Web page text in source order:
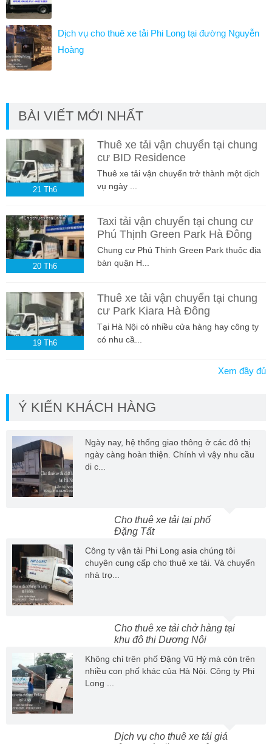
Dịch vụ cho thuê xe tải Phi Long tại đường Nguyễn
Hoàng
BÀI VIẾT MỚI NHẤT
21 Th6
Thuê xe tải vận chuyển tại chung
cư BID Residence
Thuê xe tải vận chuyển trở thành một dịch
vụ ngày ...
20 Th6
Taxi tải vận chuyển tại chung cư
Phú Thịnh Green Park Hà Đông
Chung cư Phú Thịnh Green Park thuộc địa
bàn quận H...
19 Th6
Thuê xe tải vận chuyển tại chung
cư Park Kiara Hà Đông
Tại Hà Nội có nhiều cửa hàng hay công ty
có nhu cầ...
Xem đầy đủ
Ý KIẾN KHÁCH HÀNG
Ngày nay, hệ thống giao thông ở các đô thị
ngày càng hoàn thiện. Chính vì vậy nhu cầu
di c...
Cho thuê xe tải tại phố
Đặng Tất
Công ty vận tải Phi Long asia chúng tôi
chuyên cung cấp cho thuê xe tải. Và chuyển
nhà trọ...
Cho thuê xe tải chở hàng tại
khu đô thị Dương Nội
Không chỉ trên phố Đặng Vũ Hỷ mà còn trên
nhiều con phố khác của Hà Nội. Công ty Phi
Long ...
Dịch vụ cho thuê xe tải giá